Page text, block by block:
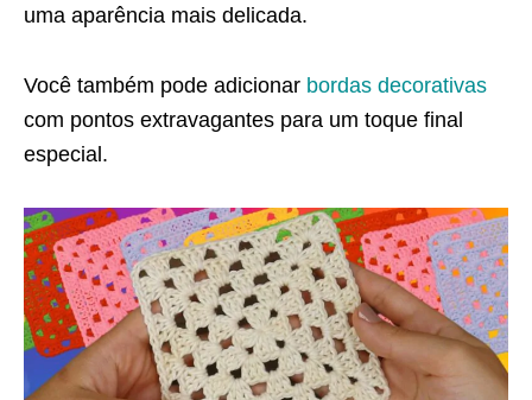
uma aparência mais delicada.
Você também pode adicionar bordas decorativas
com pontos extravagantes para um toque final
especial.